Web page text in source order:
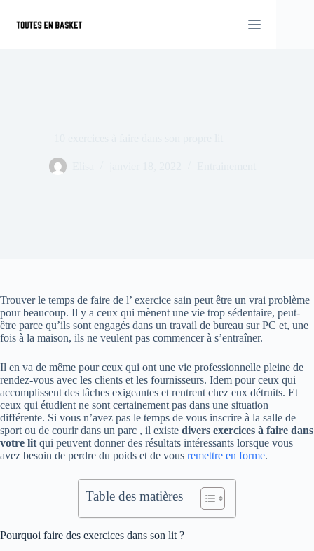
contenu
Trouver le temps de faire de l’ exercice sain peut être un vrai problème
pour beaucoup. Il y a ceux qui mènent une vie trop sédentaire, peut-
être parce qu’ils sont engagés dans un travail de bureau sur PC et, une
fois à la maison, ils ne veulent pas commencer à s’entraîner.
Il en va de même pour ceux qui ont une vie professionnelle pleine de
rendez-vous avec les clients et les fournisseurs. Idem pour ceux qui
accomplissent des tâches exigeantes et rentrent chez eux détruits. Et
ceux qui étudient ne sont certainement pas dans une situation
différente. Si vous n’avez pas le temps de vous inscrire à la salle de
sport ou de courir dans un parc , il existe divers exercices à faire dans
votre lit qui peuvent donner des résultats intéressants lorsque vous
avez besoin de perdre du poids et de vous remettre en forme.
Table des matières
Pourquoi faire des exercices dans son lit ?